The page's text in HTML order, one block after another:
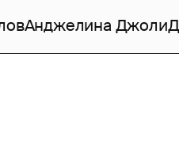
Анджелина Джоли